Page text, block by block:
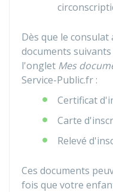
Dès que le
documents
l'onglet Mes
Service-Public.fr :
Certificat
Carte
Relevé
Ces documents
fois que votre